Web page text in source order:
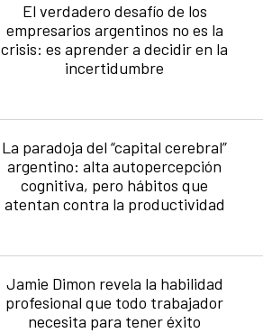
El verdadero desafío de los
empresarios argentinos no es la
crisis: es aprender a decidir en la
incertidumbre
La paradoja del “capital cerebral”
argentino: alta autopercepción
cognitiva, pero hábitos que
atentan contra la productividad
Jamie Dimon revela la habilidad
profesional que todo trabajador
necesita para tener éxito